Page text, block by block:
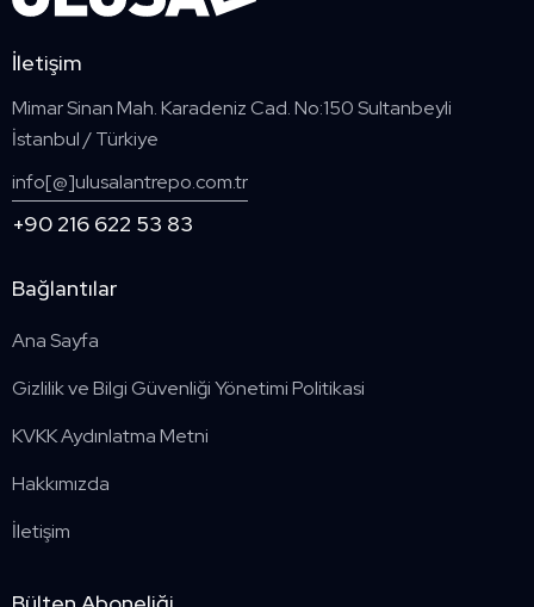
İletişim
Mimar Sinan Mah. Karadeniz Cad. No:150 Sultanbeyli
İstanbul / Türkiye
info[@]ulusalantrepo.com.tr
+90 216 622 53 83
Bağlantılar
Ana Sayfa
Gizlilik ve Bilgi Güvenliği Yönetimi Politikasi
KVKK Aydınlatma Metni
Hakkımızda
İletişim